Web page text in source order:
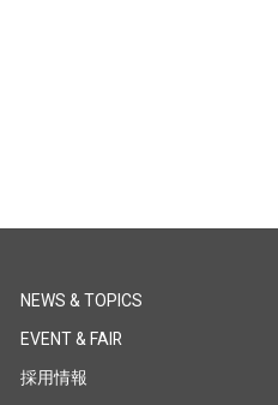
NEWS & TOPICS
EVENT & FAIR
採用情報